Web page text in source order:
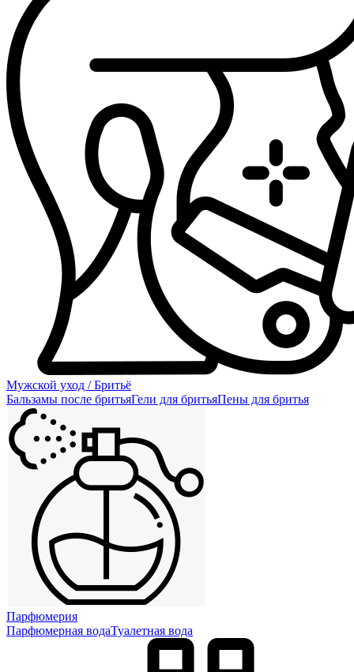
Мужской уход / Бритьё
Бальзамы после бритьяГели для бритьяПены для бритья
Парфюмерия
Парфюмерная водаТуалетная вода